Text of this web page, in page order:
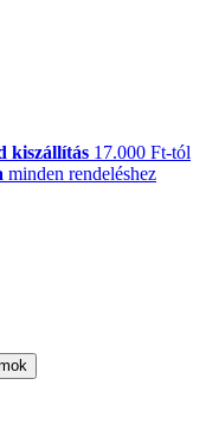
kiszállítás 17.000 Ft-tól
minden rendeléshez